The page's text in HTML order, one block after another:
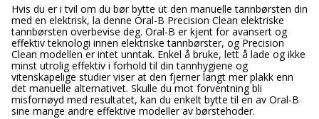
Hvis du er i tvil om du bør bytte ut den manuelle tannbørsten din
med en elektrisk, la denne Oral-B Precision Clean elektriske
tannbørsten overbevise deg. Oral-B er kjent for avansert og
effektiv teknologi innen elektriske tannbørster, og Precision
Clean modellen er intet unntak. Enkel å bruke, lett å lade og ikke
minst utrolig effektiv i forhold til din tannhygiene og
vitenskapelige studier viser at den fjerner langt mer plakk enn
det manuelle alternativet. Skulle du mot forventning bli
misfornøyd med resultatet, kan du enkelt bytte til en av Oral-B
sine mange andre effektive modeller av børstehoder.